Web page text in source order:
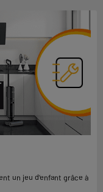
un jeu d’enfant grâce à